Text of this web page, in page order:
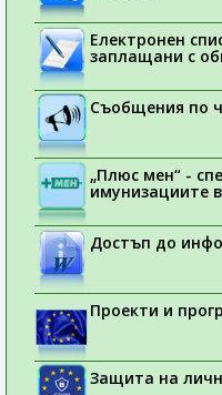
Електронен
заплащани с
Съобщения по
„Плюс мен“ -
имунизациите
Достъп до
Проекти и
Защита на